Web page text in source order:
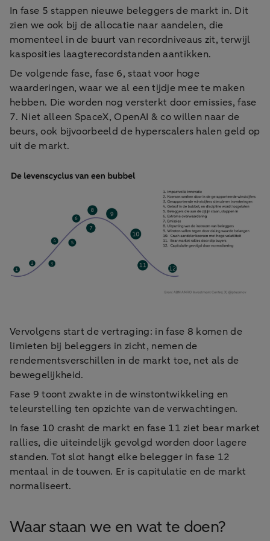
In fase 5 stappen nieuwe beleggers de markt in. Dit
zien we ook bij de allocatie naar aandelen, die
momenteel in de buurt van recordniveaus zit, terwijl
kasposities laagterecordstanden aantikken.
De volgende fase, fase 6, staat voor hoge
waarderingen, waar we al een tijdje mee te maken
hebben. Die worden nog versterkt door emissies, fase
7. Niet alleen SpaceX, OpenAI & co willen naar de
beurs, ook bijvoorbeeld de hyperscalers halen geld op
uit de markt.
Vervolgens start de vertraging: in fase 8 komen de
limieten bij beleggers in zicht, nemen de
rendementsverschillen in de markt toe, net als de
bewegelijkheid.
Fase 9 toont zwakte in de winstontwikkeling en
teleurstelling ten opzichte van de verwachtingen.
In fase 10 crasht de markt en fase 11 ziet bear market
rallies, die uiteindelijk gevolgd worden door lagere
standen. Tot slot hangt elke belegger in fase 12
mentaal in de touwen. Er is capitulatie en de markt
normaliseert.
Waar staan we en wat te doen?